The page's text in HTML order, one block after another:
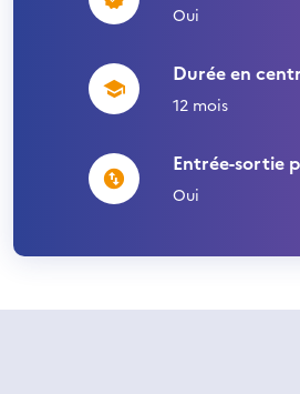
Oui
Durée en
12 mois
Entrée-sortie
Oui